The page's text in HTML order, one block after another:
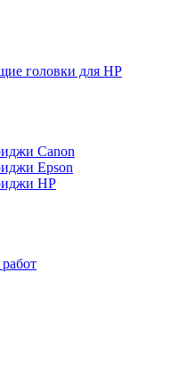
головки для HP
Canon
Epson
HP